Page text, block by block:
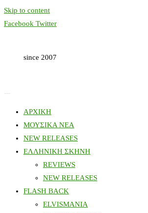
Skip to content
Facebook Twitter
since 2007
ΑΡΧΙΚΗ
ΜΟΥΣΙΚΑ ΝΕΑ
NEW RELEASES
ΕΛΛΗΝΙΚΗ ΣΚΗΝΗ
REVIEWS
NEW RELEASES
FLASH BACK
ELVISMANIA